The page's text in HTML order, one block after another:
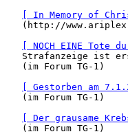
[ In Memory of
(http://
[ NOCH EINE Tote
Strafanzeige ist
   (im Forum TG-1)
[ Gestorben am
   (im Forum TG-1)
[ Der grausame
   (im Forum TG-1)